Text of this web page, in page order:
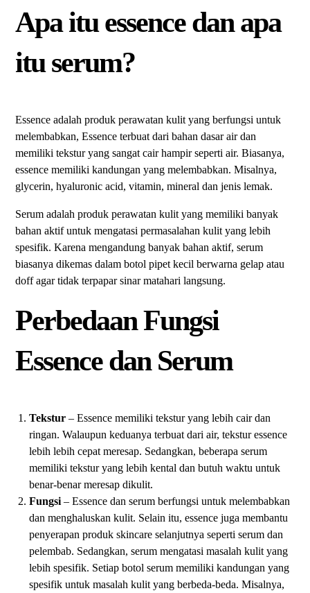
Apa itu essence dan apa
itu serum?
Essence adalah produk perawatan kulit yang berfungsi untuk
melembabkan, Essence terbuat dari bahan dasar air dan
memiliki tekstur yang sangat cair hampir seperti air. Biasanya,
essence memiliki kandungan yang melembabkan. Misalnya,
glycerin, hyaluronic acid, vitamin, mineral dan jenis lemak.
Serum adalah produk perawatan kulit yang memiliki banyak
bahan aktif untuk mengatasi permasalahan kulit yang lebih
spesifik. Karena mengandung banyak bahan aktif, serum
biasanya dikemas dalam botol pipet kecil berwarna gelap atau
doff agar tidak terpapar sinar matahari langsung.
Perbedaan Fungsi
Essence dan Serum
Tekstur – Essence memiliki tekstur yang lebih cair dan
ringan. Walaupun keduanya terbuat dari air, tekstur essence
lebih lebih cepat meresap. Sedangkan, beberapa serum
memiliki tekstur yang lebih kental dan butuh waktu untuk
benar-benar meresap dikulit.
Fungsi – Essence dan serum berfungsi untuk melembabkan
dan menghaluskan kulit. Selain itu, essence juga membantu
penyerapan produk skincare selanjutnya seperti serum dan
pelembab. Sedangkan, serum mengatasi masalah kulit yang
lebih spesifik. Setiap botol serum memiliki kandungan yang
spesifik untuk masalah kulit yang berbeda-beda. Misalnya,